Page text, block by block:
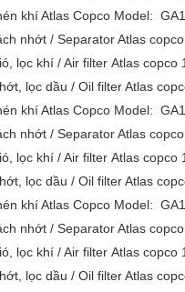
khí Atlas Copco Model:
nhớt / Separator Atlas
lọc khí / Air filter Atlas
lọc dầu / Oil filter Atlas
khí Atlas Copco Model:
nhớt / Separator Atlas
lọc khí / Air filter Atlas
lọc dầu / Oil filter Atlas
khí Atlas Copco Model:
nhớt / Separator Atlas
lọc khí / Air filter Atlas
lọc dầu / Oil filter Atlas